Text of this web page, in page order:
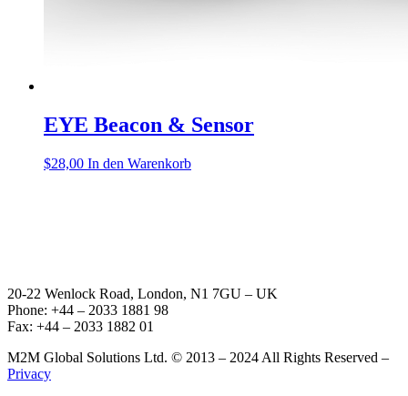
EYE Beacon & Sensor
$28,00 In den Warenkorb
20-22 Wenlock Road, London, N1 7GU – UK
Phone: +44 – 2033 1881 98
Fax: +44 – 2033 1882 01
M2M Global Solutions Ltd. © 2013 – 2024 All Rights Reserved –
Privacy